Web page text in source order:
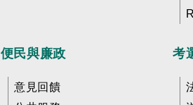
便民與廉政
意見回饋
考